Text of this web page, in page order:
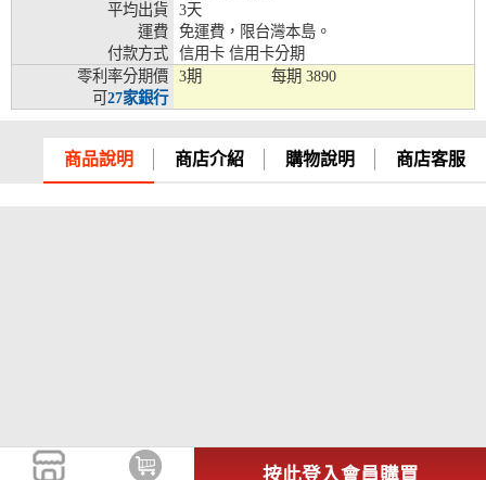
平均出貨
3天
運費
免運費，限台灣本島。
付款方式
信用卡 信用卡分期
零利率分期價
可27家銀行
3期 每期 3890
商品說明 商店介紹 購物說明 商店客服
按此登入會員購買
兆豐銀行、合作金庫、第一銀行、華南銀行、
彰化銀行、上海銀行、富邦銀行、國泰世華、
台灣企銀、台中銀行、匯豐銀行、華泰銀行、
臺灣新光銀行、陽信銀行、聯邦銀行、遠東商
銀、元大銀行、永豐銀行、玉山銀行、凱基銀
託、台灣樂天、三信商銀
兆豐銀行、合作金庫、第一銀行、華南銀行、